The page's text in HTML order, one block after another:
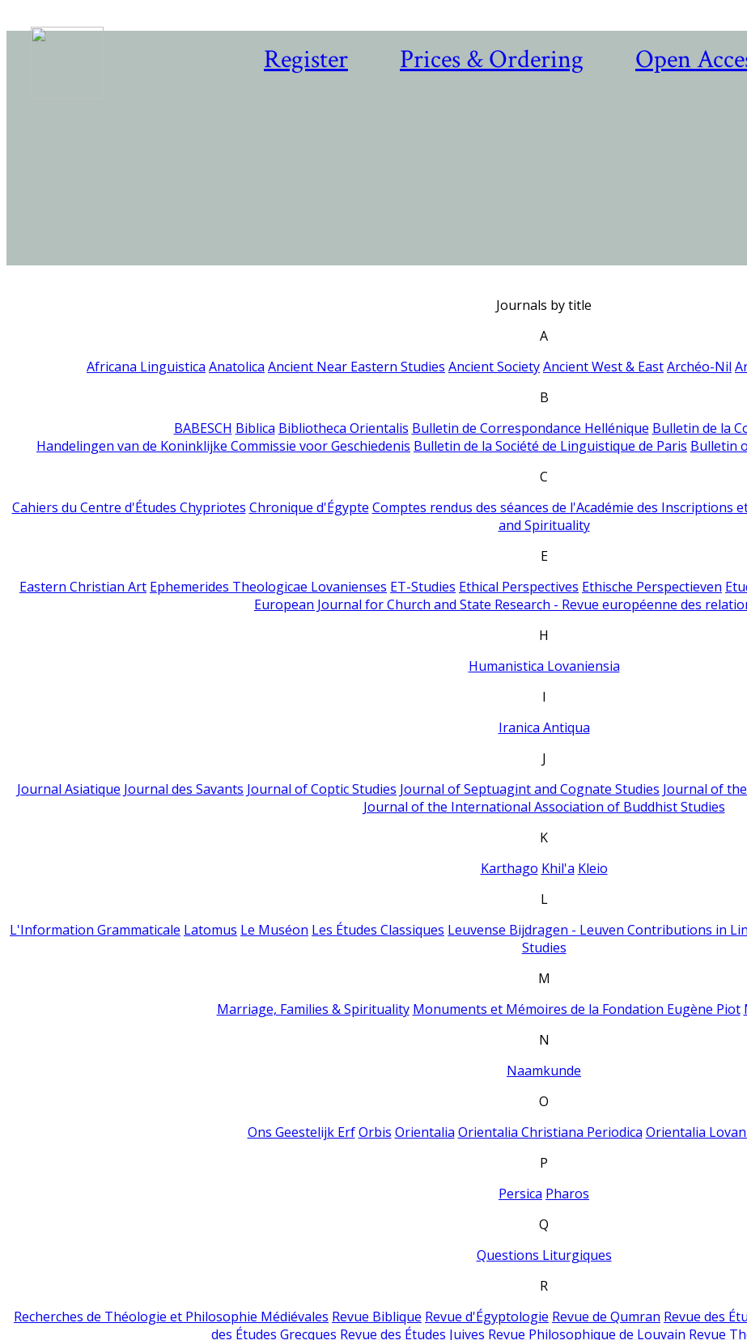
Register Prices & Ordering Open
Journals by title
A
Africana Linguistica Anatolica Ancient Near Eastern Studies Ancient SocietyAncient West & EastArchéo-Nil
B
BABESCH Biblica Bibliotheca Orientalis Bulletin de Correspondance Hellénique Bulletin de la
Handelingen van de Koninklijke Commissie voor Geschiedenis Bulletin de la Société de Linguistique de Paris Bulletin
C
Cahiers du Centre d'Études Chypriotes Chronique d'Égypte Comptes rendus des séances de l'Académie des Inscriptions
and Spirituality
E
Eastern Christian Art Ephemerides Theologicae Lovanienses ET-Studies Ethical Perspectives Ethische Perspectieven
European Journal for Church and State Research - Revue européenne des
H
Humanistica Lovaniensia
I
Iranica Antiqua
J
Journal Asiatique Journal des Savants Journal of Coptic Studies Journal of Septuagint and Cognate Studies Journal of
Journal of the International Association of Buddhist Studies
K
Karthago Khil'a Kleio
L
L'Information Grammaticale Latomus Le Muséon Les Études Classiques Leuvense Bijdragen - Leuven Contributions in
Studies
M
Marriage, Families & Spirituality Monuments et Mémoires de la Fondation Eugène Piot
N
Naamkunde
O
Ons Geestelijk Erf Orbis Orientalia Orientalia Christiana Periodica Orientalia
P
Persica Pharos
Q
Questions Liturgiques
R
Recherches de Théologie et Philosophie Médiévales Revue Biblique Revue d'Égyptologie Revue de Qumran Revue des
des Études Grecques Revue des Études Juives Revue Philosophique de Louvain Revue